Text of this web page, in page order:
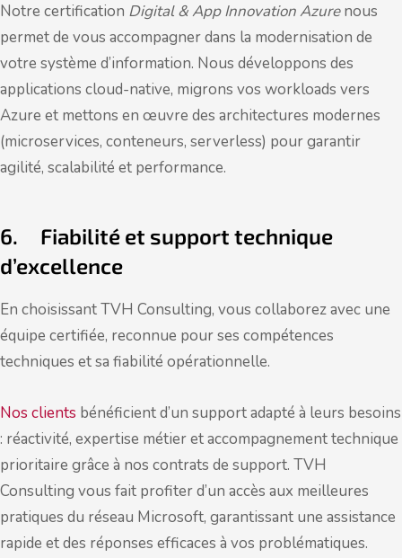
Notre certification Digital & App Innovation Azurenous
permet de vous accompagner dans la modernisation de
votre système d’information. Nous développons des
applications cloud-native, migrons vos workloads vers
Azure et mettons en œuvre des architectures modernes
(microservices, conteneurs, serverless) pour garantir
agilité, scalabilité et performance.
6. Fiabilité et support technique
d’excellence
En choisissant TVH Consulting, vous collaborez avec une
équipe certifiée, reconnue pour ses compétences
techniques et sa fiabilité opérationnelle.
Nos clients bénéficient d’un support adapté à leurs besoins
: réactivité, expertise métier et accompagnement technique
prioritaire grâce à nos contrats de support. TVH
Consulting vous fait profiter d’un accès aux meilleures
pratiques du réseau Microsoft, garantissant une assistance
rapide et des réponses efficaces à vos problématiques.